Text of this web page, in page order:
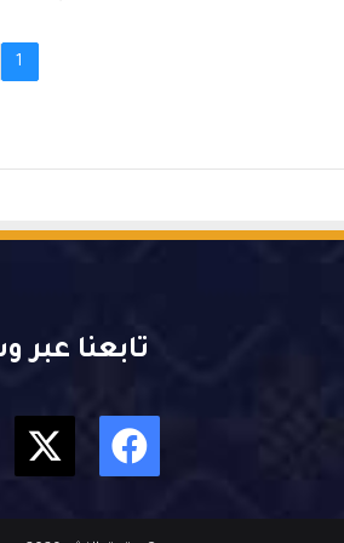
1
تابعنا عبر